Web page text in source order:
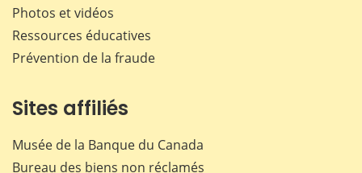
Photos et vidéos
Ressources éducatives
Prévention de la fraude
Sites affiliés
Musée de la Banque du Canada
Bureau des biens non réclamés